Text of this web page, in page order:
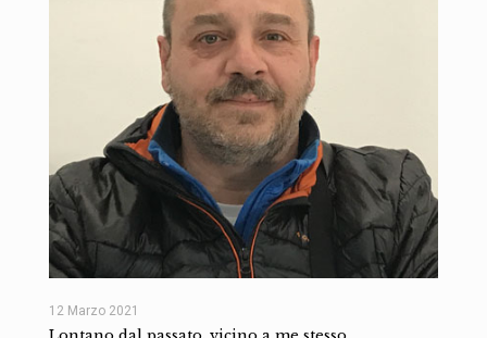
12 Marzo 2021